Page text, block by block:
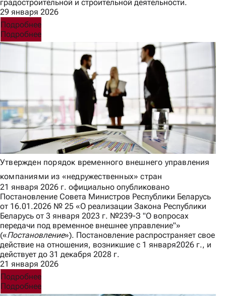
градостроительной и строительной деятельности.
29 января 2026
Подробнее
Подробнее
Утвержден порядок временного внешнего управления
компаниями из «недружественных» стран
21 января 2026 г. официально опубликовано
Постановление Совета Министров Республики Беларусь
от 16.01.2026 № 25 «О реализации Закона Республики
Беларусь от 3 января 2023 г. №239-З "О вопросах
передачи под временное внешнее управление"»
(«Постановление»). Постановление распространяет свое
действие на отношения, возникшие с 1 января2026 г., и
действует до 31 декабря 2028 г.
21 января 2026
Подробнее
Подробнее